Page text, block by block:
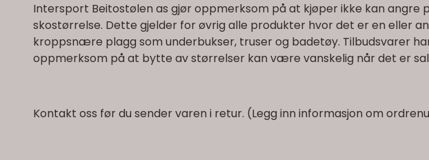
Intersport Beitostølen as gjør oppmerksom på at kjøper ikke kan
skostørrelse. Dette gjelder for øvrig alle produkter hvor det er en eller
kroppsnære plagg som underbukser, truser og badetøy. Tilbudsvarer
oppmerksom på at bytte av størrelser kan være vanskelig når det er
Kontakt oss før du sender varen i retur. (Legg inn informasjon om